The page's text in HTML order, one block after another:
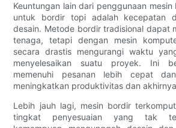
Keuntungan lain dari penggunaan
untuk bordir topi adalah kecepatan
desain. Metode bordir tradisional dapat
tenaga, tetapi dengan mesin
secara drastis mengurangi waktu
menyelesaikan suatu proyek. Ini
memenuhi pesanan lebih cepat
meningkatkan produktivitas dan
Lebih jauh lagi, mesin bordir
tingkat penyesuaian yang tak